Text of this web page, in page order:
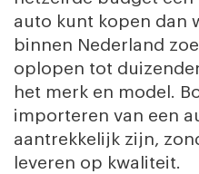
auto kunt kopen dan
binnen Nederland
oplopen tot
het merk en model.
importeren van een
aantrekkelijk zijn,
leveren op kwaliteit.